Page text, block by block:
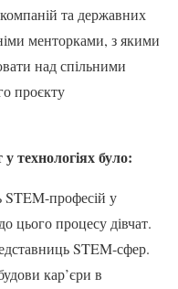
та державних
менторками, з якими
над спільними
проєкту
технологіях було:
STEM-професій у
цього процесу дівчат.
STEM-сфер.
кар’єри в